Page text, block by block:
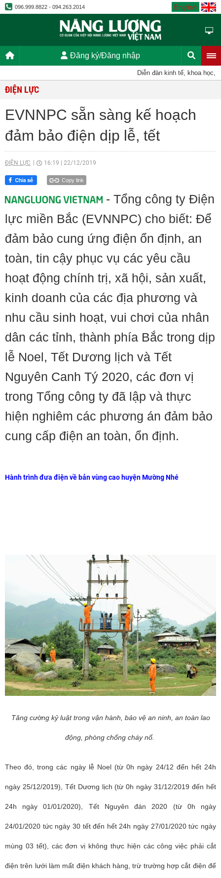
096.999.8822 - 094.263.2014 English
Đăng ký/Đăng nhập
Diễn đàn kinh tế, khoa học,
ĐIỆN LỰC
EVNNPC sẵn sàng kế hoạch
đảm bảo điện dịp lễ, tết
ĐIỆN LỰC 16:19 22/12/2019
Copy link
- Tổng công ty Điện
lực miền Bắc (EVNNPC) cho biết: Để
đảm bảo cung ứng điện ổn định, an
toàn, tin cậy phục vụ các yêu cầu
hoạt động chính trị, xã hội, sản xuất,
kinh doanh của các địa phương và
nhu cầu sinh hoạt, vui chơi của nhân
dân các tỉnh, thành phía Bắc trong dịp
lễ Noel, Tết Dương lịch và Tết
Nguyên Canh Tý 2020, các đơn vị
trong Tổng công ty đã lập và thực
hiện nghiêm các phương án đảm bảo
cung cấp điện an toàn, ổn định.
Hành trình đưa điện về bản vùng cao huyện Mường Nhé
Tăng cường kỷ luật trong vận hành, bảo vệ an ninh, an toàn lao
động, phòng chống cháy nổ.
Theo đó, trong các ngày lễ Noel (từ 0h ngày 24/12 đến hết 24h
ngày 25/12/2019), Tết Dương lịch (từ 0h ngày 31/12/2019 đến hết
24h ngày 01/01/2020), Tết Nguyên đán 2020 (từ 0h ngày
24/01/2020 tức ngày 30 tết đến hết 24h ngày 27/01/2020 tức ngày
mùng 03 tết), các đơn vị không thực hiện các công việc phải cắt
điện trên lưới làm mất điện khách hàng, trừ trường hợp cắt điện để